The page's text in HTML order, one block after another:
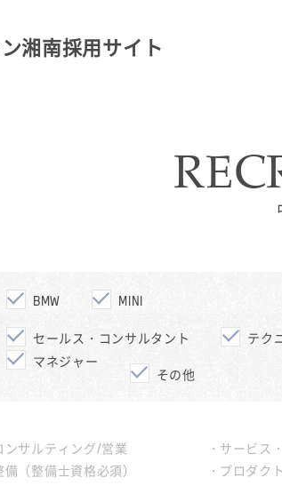
湘南採用サイト
総合採用
Topに戻る
BMW MINI
セールス・コンサルタント テク
マネジャー
その他
サルティング/営業
（整備士資格必須）
サービス
プロダク